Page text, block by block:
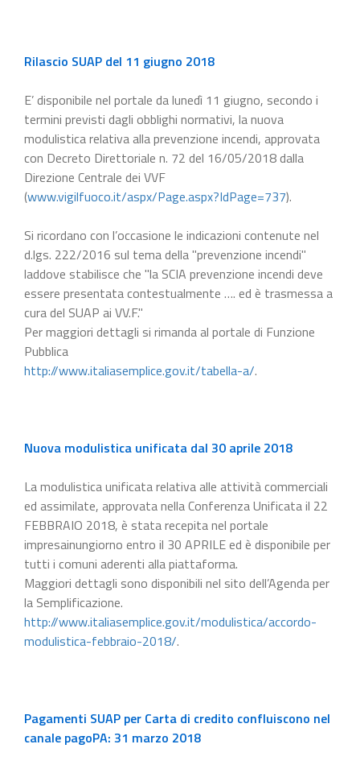
Rilascio SUAP del 11 giugno 2018
E’ disponibile nel portale da lunedì 11 giugno, secondo i
termini previsti dagli obblighi normativi, la nuova
modulistica relativa alla prevenzione incendi, approvata
con Decreto Direttoriale n. 72 del 16/05/2018 dalla
Direzione Centrale dei VVF
(www.vigilfuoco.it/aspx/Page.aspx?IdPage=737).
Si ricordano con l’occasione le indicazioni contenute nel
d.lgs. 222/2016 sul tema della "prevenzione incendi"
laddove stabilisce che "la SCIA prevenzione incendi deve
essere presentata contestualmente …. ed è trasmessa a
cura del SUAP ai VV.F."
Per maggiori dettagli si rimanda al portale di Funzione
Pubblica
http://www.italiasemplice.gov.it/tabella-a/.
Nuova modulistica unificata dal 30 aprile 2018
La modulistica unificata relativa alle attività commerciali
ed assimilate, approvata nella Conferenza Unificata il 22
FEBBRAIO 2018, è stata recepita nel portale
impresainungiorno entro il 30 APRILE ed è disponibile per
tutti i comuni aderenti alla piattaforma.
Maggiori dettagli sono disponibili nel sito dell’Agenda per
la Semplificazione.
http://www.italiasemplice.gov.it/modulistica/accordo-
modulistica-febbraio-2018/.
Pagamenti SUAP per Carta di credito confluiscono nel
canale pagoPA: 31 marzo 2018